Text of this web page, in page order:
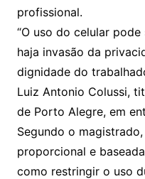
profissional.
“O uso do celular
haja invasão da
dignidade do
Luiz Antonio Colussi,
de Porto Alegre, em
Segundo o
proporcional e
como restringir o uso